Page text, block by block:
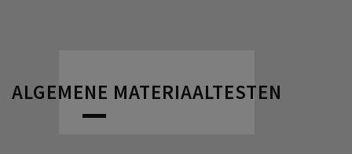
ALGEMENE MATERIAALTESTEN